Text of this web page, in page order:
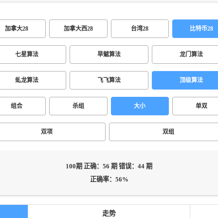
加拿大28 加拿大西28 台湾28 比特币28
七星算法 旱魃算法 龙门算法
虬龙算法 飞飞算法 顶级算法
组合 杀组 大小 单双
双项 双组
100期 正确：56 期 错误：44 期
正确率：56%
走势